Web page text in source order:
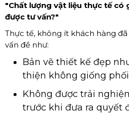
"Chất lượng vật liệu thực tế có
được tư vấn?"
Thực tế, không ít khách hàng
vấn đề như:
Bản vẽ thiết kế đẹp
thiện không giống
Không được trải
trước khi đưa ra quyết